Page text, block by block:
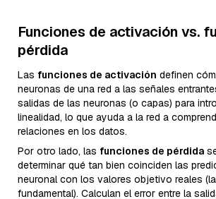
Funciones de activación vs.
pérdida
Las funciones de activación definen
neuronas de una red a las señales
salidas de las neuronas (o capas) para
linealidad, lo que ayuda a la red a
relaciones en los datos.
Por otro lado, las funciones de pérdida
determinar qué tan bien coinciden las
neuronal con los valores objetivo reales
fundamental). Calculan el error entre la